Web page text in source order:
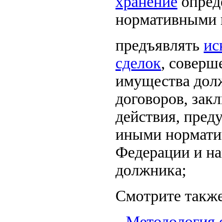
нормативными
предъявлять
сделок,
имущества
договоров,
действия,
иными
Федерации и
должника;
Смотрите